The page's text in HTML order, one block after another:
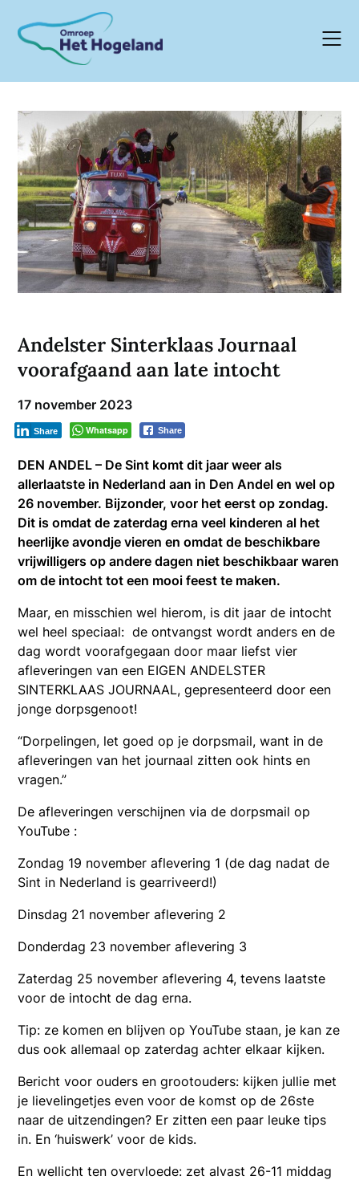
content
Andelster Sinterklaas Journaal
voorafgaand aan late intocht
17 november 2023
Whatsapp Share
Share
DEN ANDEL – De Sint komt dit jaar weer als
allerlaatste in Nederland aan in Den Andel en wel op
26 november. Bijzonder, voor het eerst op zondag.
Dit is omdat de zaterdag erna veel kinderen al het
heerlijke avondje vieren en omdat de beschikbare
vrijwilligers op andere dagen niet beschikbaar waren
om de intocht tot een mooi feest te maken.
Maar, en misschien wel hierom, is dit jaar de intocht
wel heel speciaal: de ontvangst wordt anders en de
dag wordt voorafgegaan door maar liefst vier
afleveringen van een EIGEN ANDELSTER
SINTERKLAAS JOURNAAL, gepresenteerd door een
jonge dorpsgenoot!
“Dorpelingen, let goed op je dorpsmail, want in de
afleveringen van het journaal zitten ook hints en
vragen.”
De afleveringen verschijnen via de dorpsmail op
YouTube :
Zondag 19 november aflevering 1 (de dag nadat de
Sint in Nederland is gearriveerd!)
Dinsdag 21 november aflevering 2
Donderdag 23 november aflevering 3
Zaterdag 25 november aflevering 4, tevens laatste
voor de intocht de dag erna.
Tip: ze komen en blijven op YouTube staan, je kan ze
dus ook allemaal op zaterdag achter elkaar kijken.
Bericht voor ouders en grootouders: kijken jullie met
je lievelingetjes even voor de komst op de 26ste
naar de uitzendingen? Er zitten een paar leuke tips
in. En ‘huiswerk’ voor de kids.
En wellicht ten overvloede: zet alvast 26-11 middag